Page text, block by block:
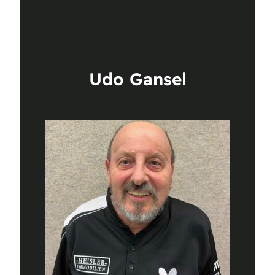
Udo Gansel